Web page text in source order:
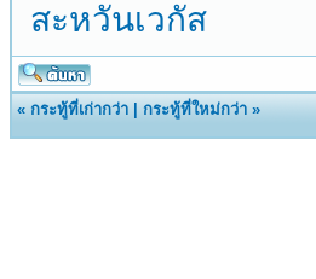
สะหวันเวกัส
«กระทู้ที่เก่ากว่า |กระทู้ที่ใหม่กว่า »